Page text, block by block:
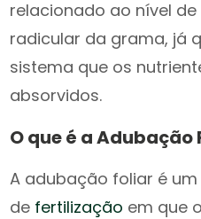
relacionado ao nível
radicular da grama, já
sistema que os
absorvidos.
O que é a Adubação
A adubação foliar é
de fertilização em que